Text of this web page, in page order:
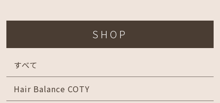
SHOP
すべて
Hair Balance COTY